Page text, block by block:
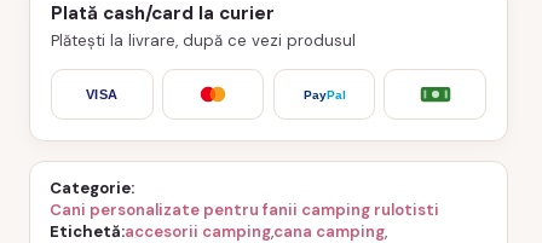
Plată cash/card la curier
Plătești la livrare, după ce vezi produsul
VISA PayPal
Categorie
Cani personalizate pentru fanii camping rulotisti
Etichetă accesorii camping,cana camping,